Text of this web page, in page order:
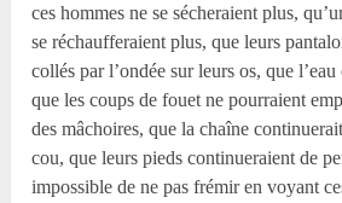
ces hommes ne se sécheraient plus,
se réchaufferaient plus, que leurs
collés par l’ondée sur leurs os, que
que les coups de fouet ne pourraient
des mâchoires, que la chaîne
cou, que leurs pieds continueraient de
impossible de ne pas frémir en voyant